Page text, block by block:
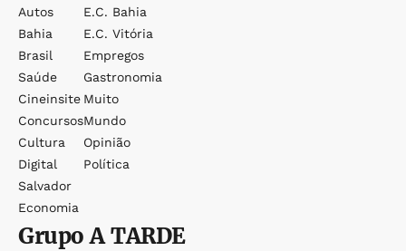
Autos
Bahia
Brasil
Saúde
Cineinsite
Concursos
Cultura
Digital
Salvador
Economia
E.c. Bahia
E.c. Vitória
Empregos
Gastronomia
Muito
Mundo
Opinião
Política
GrupoA TARDE